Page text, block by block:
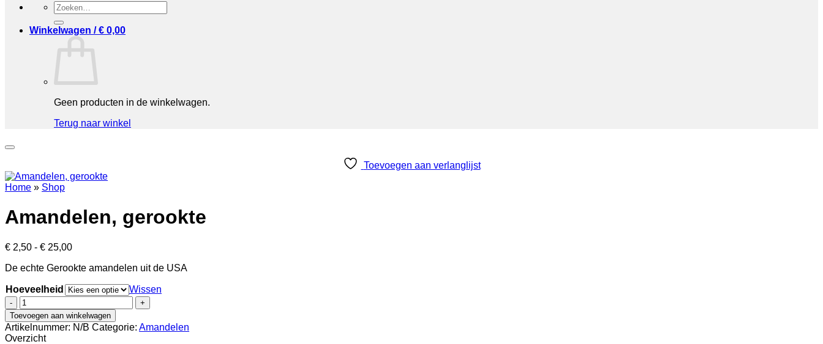
Zoeken
naar:
Winkelwagen /€ 0,00
Geen producten in de winkelwagen.
Terug naar winkel
Toevoegen aan verlanglijst
Home » Shop
Amandelen, gerookte
€ 2,50 - € 25,00Prijsklasse:
tot
De echte Gerookte amandelen uit de USA
Hoeveelheid
Wissen
Amandelen,
gerookte
aantal
Toevoegen aan winkelwagen
Artikelnummer: N/B Categorie: Amandelen
Overzicht